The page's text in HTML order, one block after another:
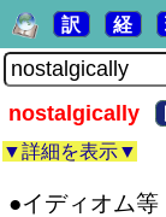
訳 経
nostalgically
▼詳細を表示▼
●イディオム等